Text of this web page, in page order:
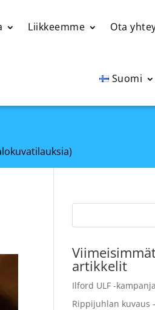
Liikkeemme Ota
Suomi
artikkelit
Ilford ULF -
Rippijuhlan kuvaus